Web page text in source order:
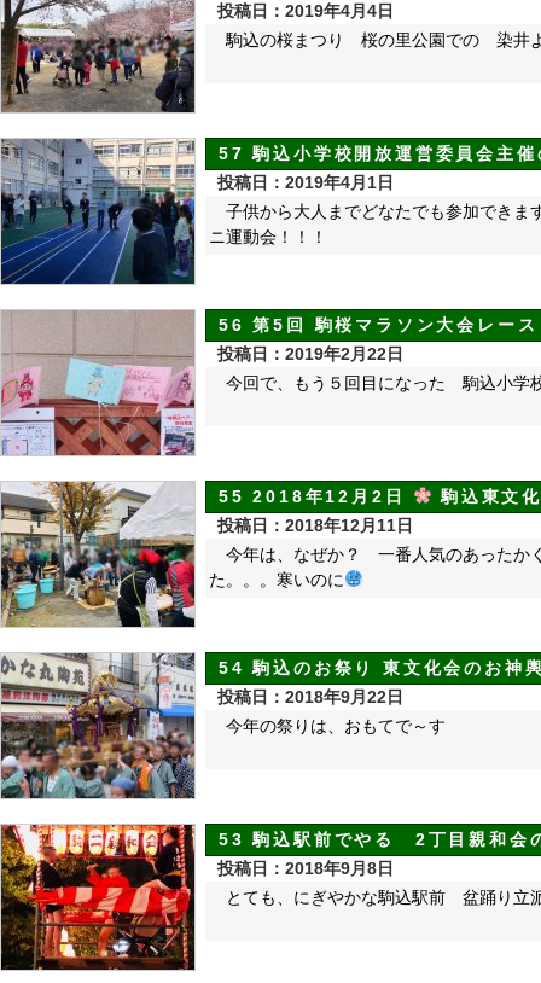
投稿日：2019年4月4日
駒込の桜まつり 桜の里公園での 染井
57 駒込小学校開放運営委員会主
投稿日：2019年4月1日
子供から大人までどなたでも参
ニ運動会！！！
56 第5回 駒桜マラソン大会レー
投稿日：2019年2月22日
今回で、もう５回目になった 駒込小学
55 2018年12月2日
駒込東文
投稿日：2018年12月11日
今年は、なぜか？ 一番人気のあったか
た。。。寒いのに
54 駒込のお祭り 東文化会のお神
投稿日：2018年9月22日
今年の祭りは、おもてで～す
53 駒込駅前でやる 2丁目親和会
投稿日：2018年9月8日
とても、にぎやかな駒込駅前 盆踊り立